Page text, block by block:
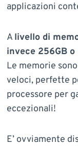
applicazioni
Alivello di
invece 256GB o
Le memorie
veloci, perfette
processore per
eccezionali!
E’ ovviamente